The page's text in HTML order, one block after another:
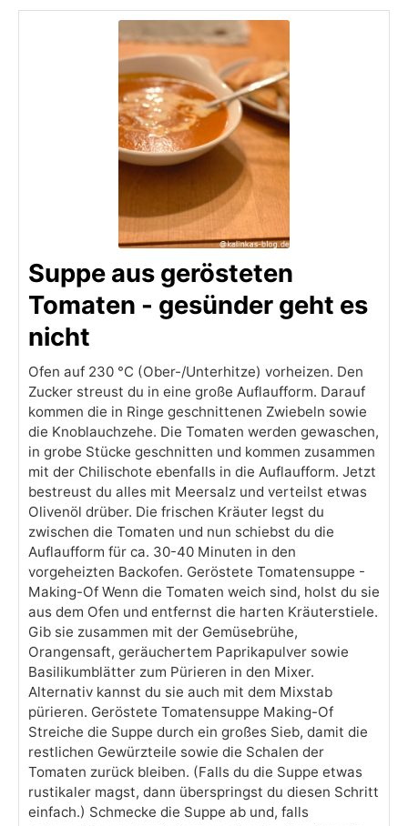
Suppe aus gerösteten
Tomaten - gesünder geht es
nicht
Ofen auf 230 °C (Ober-/Unterhitze) vorheizen. Den
Zucker streust du in eine große Auflaufform. Darauf
kommen die in Ringe geschnittenen Zwiebeln sowie
die Knoblauchzehe. Die Tomaten werden gewaschen,
in grobe Stücke geschnitten und kommen zusammen
mit der Chilischote ebenfalls in die Auflaufform. Jetzt
bestreust du alles mit Meersalz und verteilst etwas
Olivenöl drüber. Die frischen Kräuter legst du
zwischen die Tomaten und nun schiebst du die
Auflaufform für ca. 30-40 Minuten in den
vorgeheizten Backofen. Geröstete Tomatensuppe -
Making-Of Wenn die Tomaten weich sind, holst du sie
aus dem Ofen und entfernst die harten Kräuterstiele.
Gib sie zusammen mit der Gemüsebrühe,
Orangensaft, geräuchertem Paprikapulver sowie
Basilikumblätter zum Pürieren in den Mixer.
Alternativ kannst du sie auch mit dem Mixstab
pürieren. Geröstete Tomatensuppe Making-Of
Streiche die Suppe durch ein großes Sieb, damit die
restlichen Gewürzteile sowie die Schalen der
Tomaten zurück bleiben. (Falls du die Suppe etwas
rustikaler magst, dann überspringst du diesen Schritt
einfach.) Schmecke die Suppe ab und, falls